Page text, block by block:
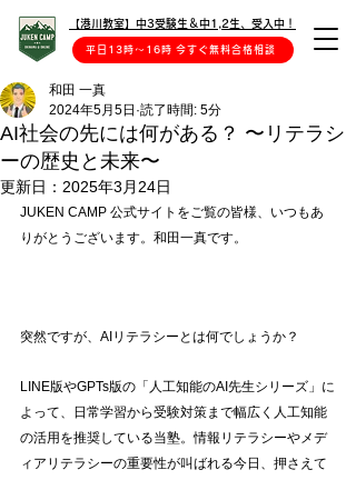
平日13時〜16時 今すぐ無料合格相談
【港川教室】中3受験生＆中1,2生、受入中！
AI社会の先には何がある？ 〜リテラシ
ーの歴史と未来〜
和田 一真
2024年5月5日 読了時間: 5分
更新日： 2025年3月24日
JUKEN CAMP 公式サイトをご覧の皆様、いつもあ
りがとうございます。和田一真です。
突然ですが、AIリテラシーとは何でしょうか？
LINE版やGPTs版の「人工知能のAI先生シリーズ」に
よって、日常学習から受験対策まで幅広く人工知能
の活用を推奨している当塾。情報リテラシーやメデ
ィアリテラシーの重要性が叫ばれる今日、押さえて